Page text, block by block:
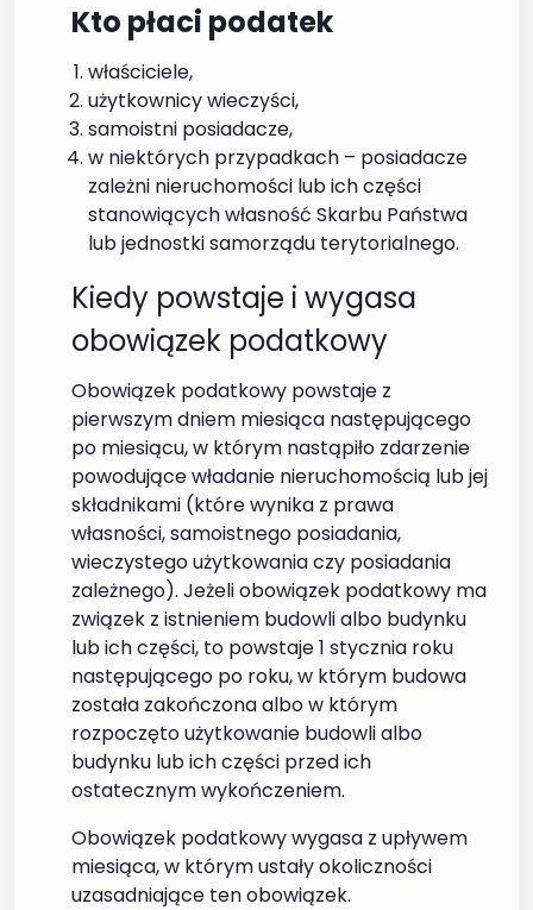
Kto płaci podatek
właściciele,
użytkownicy wieczyści,
samoistni posiadacze,
w niektórych przypadkach – posiadacze
zależni nieruchomości lub ich części
stanowiących własność Skarbu Państwa
lub jednostki samorządu terytorialnego.
Kiedy powstaje i wygasa
obowiązek podatkowy
Obowiązek podatkowy powstaje z
pierwszym dniem miesiąca następującego
po miesiącu, w którym nastąpiło zdarzenie
powodujące władanie nieruchomością lub jej
składnikami (które wynika z prawa
własności, samoistnego posiadania,
wieczystego użytkowania czy posiadania
zależnego). Jeżeli obowiązek podatkowy ma
związek z istnieniem budowli albo budynku
lub ich części, to powstaje 1 stycznia roku
następującego po roku, w którym budowa
została zakończona albo w którym
rozpoczęto użytkowanie budowli albo
budynku lub ich części przed ich
ostatecznym wykończeniem.
Obowiązek podatkowy wygasa z upływem
miesiąca, w którym ustały okoliczności
uzasadniające ten obowiązek.